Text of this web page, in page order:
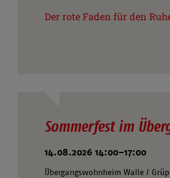
Der rote Faden für den
Sommerfest im
14.08.2026 14:00–17:00
Übergangswohnheim Walle /